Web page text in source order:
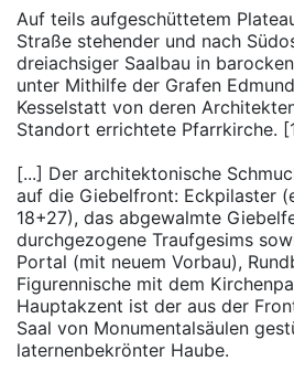
Auf teils aufgeschüttetem
Straße stehender und nach
dreiachsiger Saalbau in
unter Mithilfe der Grafen
Kesselstatt von deren
Standort errichtete Pfarrkirche.
[...] Der architektonische
auf die Giebelfront: Eckpilaster
18+27), das abgewalmte
durchgezogene Traufgesims
Portal (mit neuem Vorbau),
Figurennische mit dem
Hauptakzent ist der aus der
Saal von Monumentalsäulen
laternenbekrönter Haube.